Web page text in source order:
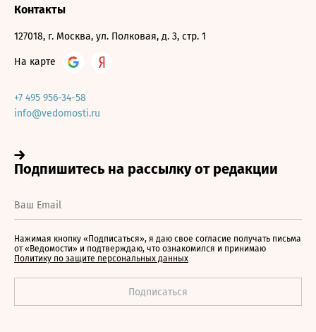
Контакты
127018, г. Москва, ул. Полковая, д. 3, стр. 1
На карте
+7 495 956-34-58
info@vedomosti.ru
Нажимая кнопку «Подписаться», я даю свое согласие получать письма
от «Ведомости» и подтверждаю, что ознакомился и принимаю
Политику по защите персональных данных